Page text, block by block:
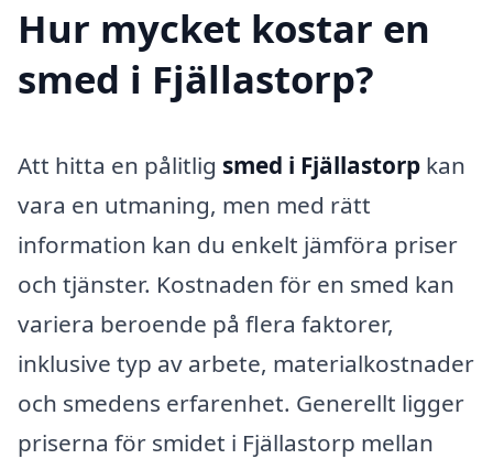
Hur mycket kostar en
smed i Fjällastorp?
Att hitta en pålitlig smed i Fjällastorp kan
vara en utmaning, men med rätt
information kan du enkelt jämföra priser
och tjänster. Kostnaden för en smed kan
variera beroende på flera faktorer,
inklusive typ av arbete, materialkostnader
och smedens erfarenhet. Generellt ligger
priserna för smidet i Fjällastorp mellan